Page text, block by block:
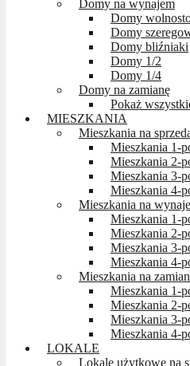
Domy na wynajem
Domy
Domy
Domy bliźniaki
Domy 1/2
Domy 1/4
Domy na zamianę
Pokaż
MIESZKANIA
Mieszkania na
Mieszkania 1-
Mieszkania 2-
Mieszkania 3-
Mieszkania 4-
Mieszkania na
Mieszkania 1-
Mieszkania 2-
Mieszkania 3-
Mieszkania 4-
Mieszkania na
Mieszkania 1-
Mieszkania 2-
Mieszkania 3-
Mieszkania 4-
LOKALE
Lokale użytkowe na